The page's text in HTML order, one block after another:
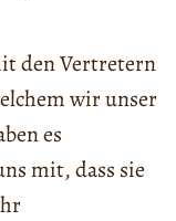
den Vertretern
wir unser
es
mit, dass sie